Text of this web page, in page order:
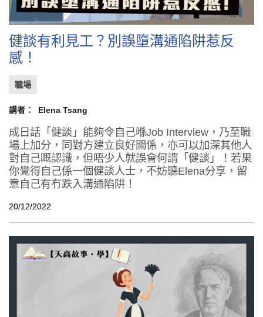
健談有利見工？別誤墮溝通陷阱惹反
感！
職場
講者： Elena Tsang
成日話「健談」能夠令自己喺Job Interview，乃至職
場上加分，同對方建立良好關係，亦可以加深其他人
對自己嘅認識，但唔少人就誤會何謂「健談」！若果
你覺得自己係一個健談人士，不妨聽Elena分享，留
意自己有冇跌入溝通陷阱！
20/12/2022